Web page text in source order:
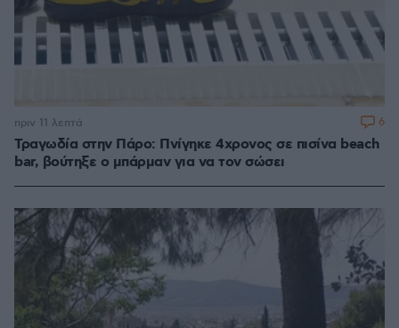
Τραγωδία στην Πάρο: Πνίγηκε 4χρονος σε πισίνα beach
bar, βούτηξε ο μπάρμαν για να τον σώσει
πριν 11 λεπτά 6